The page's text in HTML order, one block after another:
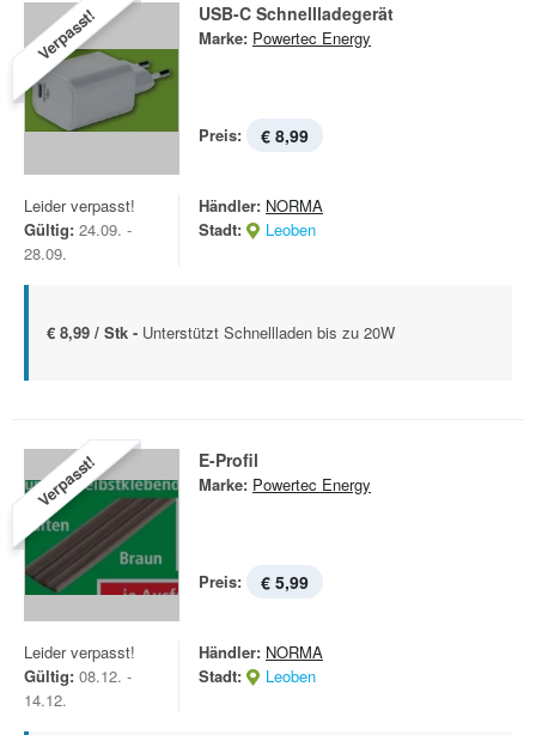
Verpasst! USB-C Schnellladegerät
Marke: Powertec Energy
Preis: € 8,99
Leider verpasst!
Gültig: 24.09. -
28.09.
Händler: NORMA
Stadt:
Leoben
€ 8,99 / Stk - Unterstützt Schnellladen bis zu 20W
Verpasst! E-Profil
Marke: Powertec Energy
Preis: € 5,99
Leider verpasst!
Gültig: 08.12. -
14.12.
Händler: NORMA
Stadt:
Leoben